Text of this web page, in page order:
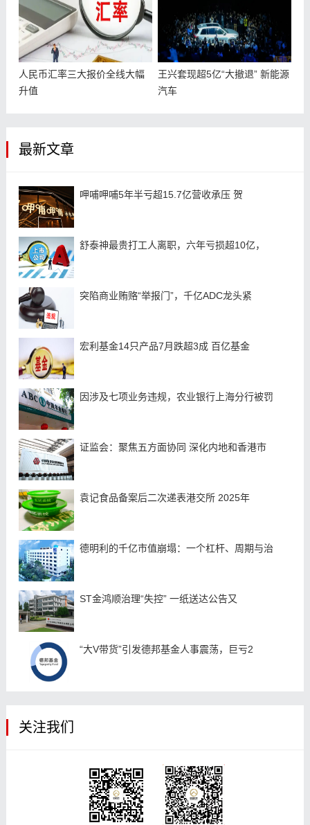
人民币汇率三大报价全线大幅
升值
王兴套现超5亿“大撤退” 新能源
汽车
最新文章
呷哺呷哺5年半亏超15.7亿营收承压 贺
舒泰神最贵打工人离职，六年亏损超10亿，
突陷商业贿赂“举报门”，千亿ADC龙头紧
宏利基金14只产品7月跌超3成 百亿基金
因涉及七项业务违规，农业银行上海分行被罚
证监会：聚焦五方面协同 深化内地和香港市
袁记食品备案后二次递表港交所 2025年
德明利的千亿市值崩塌：一个杠杆、周期与治
ST金鸿顺治理“失控” 一纸送达公告又
“大V带货”引发德邦基金人事震荡，巨亏2
关注我们